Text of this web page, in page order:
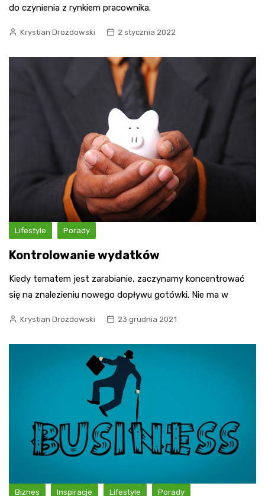
do czynienia z rynkiem pracownika.
Krystian Drozdowski 2 stycznia 2022
Lifestyle Porady
Kontrolowanie wydatków
Kiedy tematem jest zarabianie, zaczynamy koncentrować
się na znalezieniu nowego dopływu gotówki. Nie ma w
Krystian Drozdowski 23 grudnia 2021
Biznes Inspiracje Lifestyle Porady